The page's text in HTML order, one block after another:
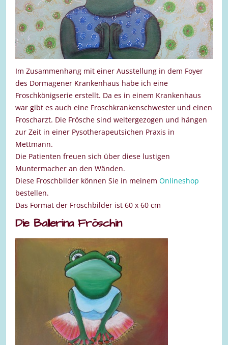
Im Zusammenhang mit einer Ausstellung in dem Foyer
des Dormagener Krankenhaus habe ich eine
Froschkönigserie erstellt. Da es in einem Krankenhaus
war gibt es auch eine Froschkrankenschwester und einen
Froscharzt. Die Frösche sind weitergezogen und hängen
zur Zeit in einer Pysotherapeutsichen Praxis in
Mettmann.
Die Patienten freuen sich über diese lustigen
Muntermacher an den Wänden.
Diese Froschbilder können Sie in meinem Onlineshop
bestellen.
Das Format der Froschbilder ist 60 x 60 cm
Die Ballerina Fröschin